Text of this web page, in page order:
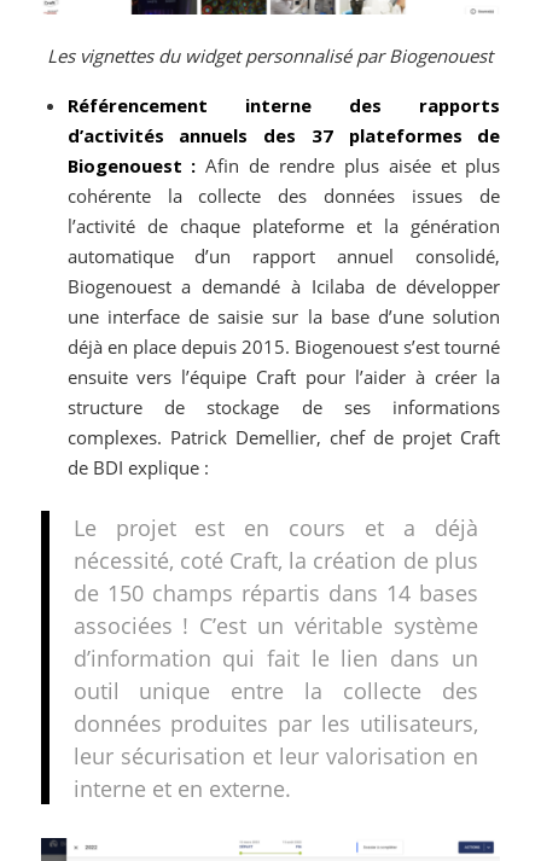
Les vignettes du widget personnalisé par Biogenouest
Référencement interne des rapports
d’activités annuels des 37 plateformes de
Biogenouest :Afin de rendre plus aisée et plus
cohérente la collecte des données issues de
l’activité de chaque plateforme et la génération
automatique d’un rapport annuel consolidé,
Biogenouest a demandé à Icilaba de développer
une interface de saisie sur la base d’une solution
déjà en place depuis 2015. Biogenouest s’est tourné
ensuite vers l’équipe Craft pour l’aider à créer la
structure de stockage de ses informations
complexes. Patrick Demellier, chef de projet Craft
de BDI explique :
Le projet est en cours et a déjà
nécessité, coté Craft, la création de plus
de 150 champs répartis dans 14 bases
associées ! C’est un véritable système
d’information qui fait le lien dans un
outil unique entre la collecte des
données produites par les utilisateurs,
leur sécurisation et leur valorisation en
interne et en externe.